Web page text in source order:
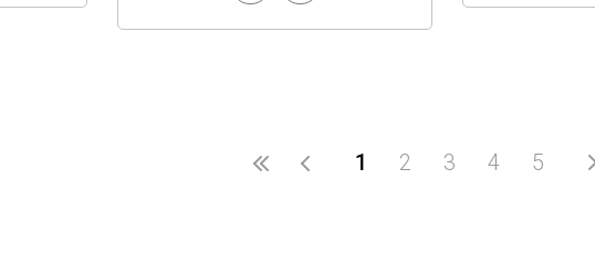
1 2 3 4 5